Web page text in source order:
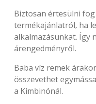
Biztosan értesülni
termékajánlatról, ha
alkalmazásunkat. Így
árengedményről.
Baba víz remek
összevethet
a Kimbinónál.